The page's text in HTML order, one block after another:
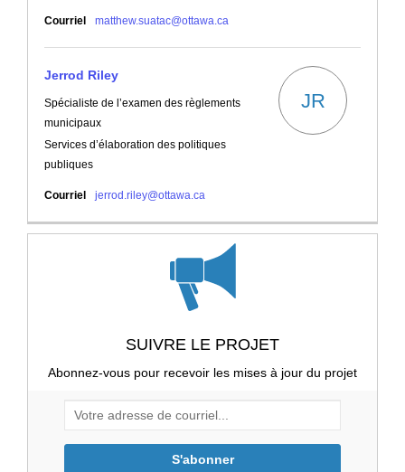
Courriel matthew.suatac@ottawa.ca
Jerrod Riley
Spécialiste de l’examen des règlements
municipaux
Services d’élaboration des politiques
publiques
JR
Courriel jerrod.riley@ottawa.ca
SUIVRE LE PROJET
Abonnez-vous pour recevoir les mises à jour du projet
Votre adresse de courriel...